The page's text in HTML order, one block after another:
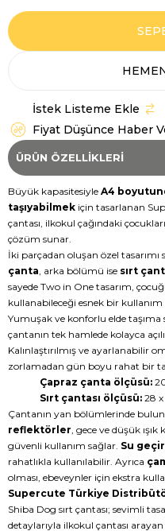
İstek Listeme Ekle
Fiyat Düşünce Haber
ÜRÜN ÖZELLIKLERI
Büyük kapasitesiyle A4
taşıyabilmek için tasarlanan
çantası, ilkokul çağındaki
çözüm sunar.
İki parçadan oluşan özel
çanta, arka bölümü ise sırt
sayede Two in One tasarım,
kullanabileceği esnek bir kullanım
Yumuşak ve konforlu elde taşıma
çantanın tek hamlede kolayca
Kalınlaştırılmış ve ayarlanabilir
zorlamadan gün boyu rahat bir
Çapraz çanta ölçüsü:
Sırt çantası ölçüsü: 28 x
Çantanın yan bölümlerinde
reflektörler, gece ve düşük
güvenli kullanım sağlar. Su
rahatlıkla kullanılabilir. Ayrıca
olması, ebeveynler için ekstra
Supercute Türkiye
Shiba Dog sırt çantası; sevimli
detaylarıyla ilkokul çantası